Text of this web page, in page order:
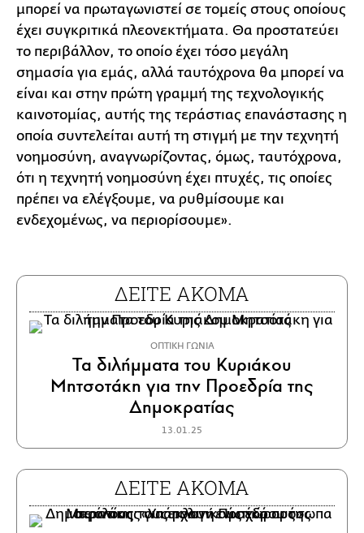
μπορεί να πρωταγωνιστεί σε τομείς στους οποίους
έχει συγκριτικά πλεονεκτήματα. Θα προστατεύει
το περιβάλλον, το οποίο έχει τόσο μεγάλη
σημασία για εμάς, αλλά ταυτόχρονα θα μπορεί να
είναι και στην πρώτη γραμμή της τεχνολογικής
καινοτομίας, αυτής της τεράστιας επανάστασης η
οποία συντελείται αυτή τη στιγμή με την τεχνητή
νοημοσύνη, αναγνωρίζοντας, όμως, ταυτόχρονα,
ότι η τεχνητή νοημοσύνη έχει πτυχές, τις οποίες
πρέπει να ελέγξουμε, να ρυθμίσουμε και
ενδεχομένως, να περιορίσουμε».
ΔΕΙΤΕ ΑΚΟΜΑ
ΟΠΤΙΚΗ ΓΩΝΙΑ
Τα διλήμματα του Κυριάκου
Μητσοτάκη για την Προεδρία της
Δημοκρατίας
13.01.25
ΔΕΙΤΕ ΑΚΟΜΑ